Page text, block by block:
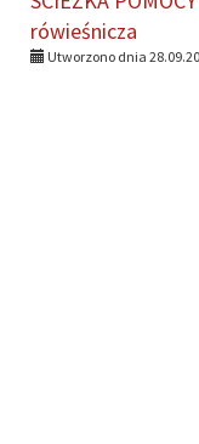
rówieśnicza
Utworzono dnia